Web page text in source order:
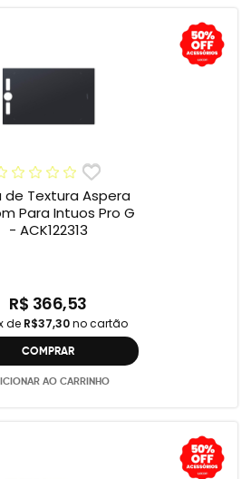
de Textura Aspera
Para Intuos Pro G
- ACK122313
R$ 366,53
de R$37,30no cartão
COMPRAR
AO CARRINHO